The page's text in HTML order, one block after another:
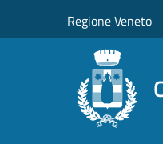
Regione Veneto